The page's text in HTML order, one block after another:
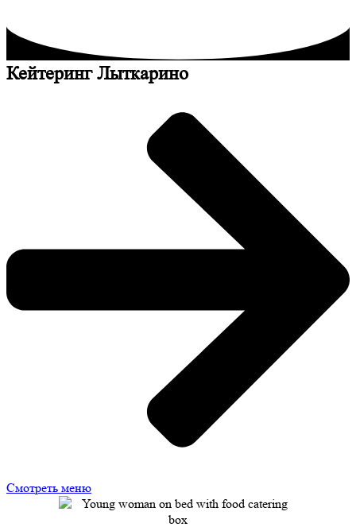
Кейтеринг Лыткарино
Смотреть меню